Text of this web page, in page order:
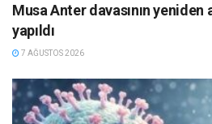
Musa Anter davasının yeniden
yapıldı
7 AĞUSTOS 2026